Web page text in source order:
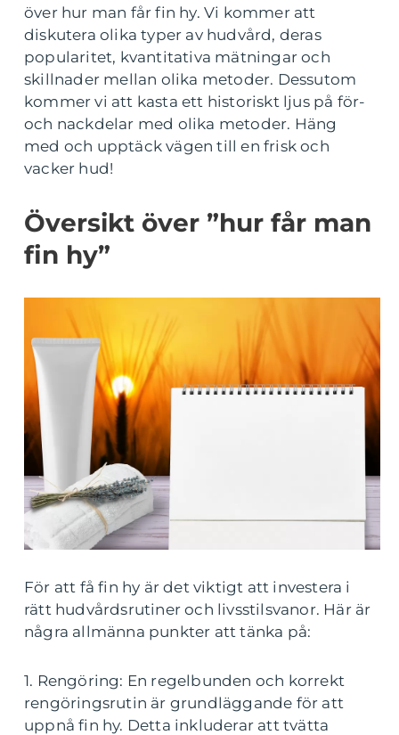
över hur man får fin hy. Vi kommer att
diskutera olika typer av hudvård, deras
popularitet, kvantitativa mätningar och
skillnader mellan olika metoder. Dessutom
kommer vi att kasta ett historiskt ljus på för-
och nackdelar med olika metoder. Häng
med och upptäck vägen till en frisk och
vacker hud!
Översikt över ”hur får man
fin hy”
För att få fin hy är det viktigt att investera i
rätt hudvårdsrutiner och livsstilsvanor. Här är
några allmänna punkter att tänka på:
1. Rengöring: En regelbunden och korrekt
rengöringsrutin är grundläggande för att
uppnå fin hy. Detta inkluderar att tvätta